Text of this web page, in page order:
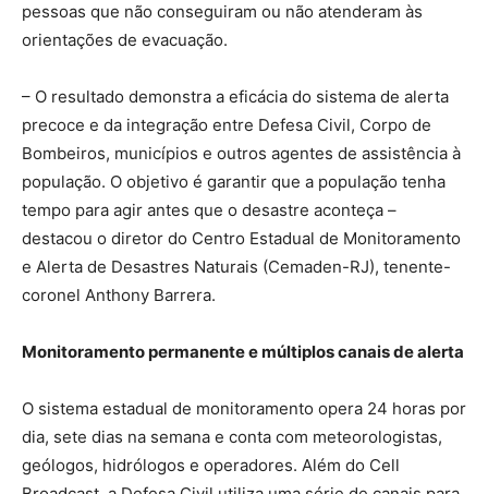
pessoas que não conseguiram ou não atenderam às
orientações de evacuação.
– O resultado demonstra a eficácia do sistema de alerta
precoce e da integração entre Defesa Civil, Corpo de
Bombeiros, municípios e outros agentes de assistência à
população. O objetivo é garantir que a população tenha
tempo para agir antes que o desastre aconteça –
destacou o diretor do Centro Estadual de Monitoramento
e Alerta de Desastres Naturais (Cemaden-RJ), tenente-
coronel Anthony Barrera.
Monitoramento permanente e múltiplos canais de alerta
O sistema estadual de monitoramento opera 24 horas por
dia, sete dias na semana e conta com meteorologistas,
geólogos, hidrólogos e operadores. Além do Cell